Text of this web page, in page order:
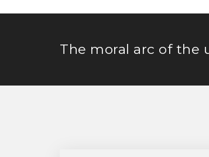
The moral arc of the